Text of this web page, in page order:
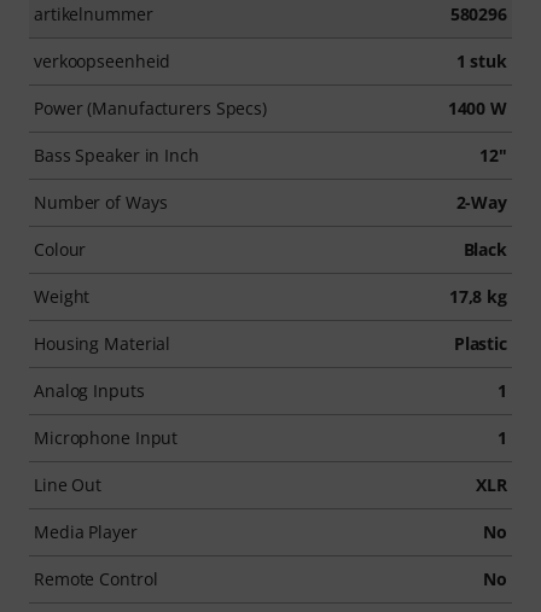
artikelnummer 580296
verkoopseenheid 1 stuk
Power (Manufacturers Specs) 1400 W
Bass Speaker in Inch 12"
Number of Ways 2-Way
Colour Black
Weight 17,8 kg
Housing Material Plastic
Analog Inputs 1
Microphone Input 1
Line Out XLR
Media Player No
Remote Control No